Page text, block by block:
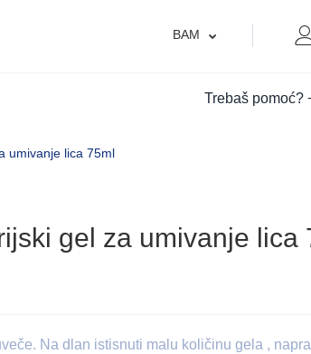
BAM
Trebaš pomoć?
umivanje lica 75ml
gel za umivanje lica
Na dlan istisnuti malu količinu gela ,